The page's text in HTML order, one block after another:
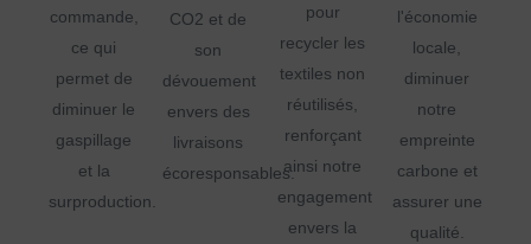
commande,
ce qui
permet de
diminuer le
gaspillage
et la
surproduction.
CO2 et de
son
dévouement
envers des
livraisons
écoresponsables.
pour
recycler les
textiles non
réutilisés,
renforçant
ainsi notre
engagement
envers la
l'économie
locale,
diminuer
notre
empreinte
carbone et
assurer une
qualité.